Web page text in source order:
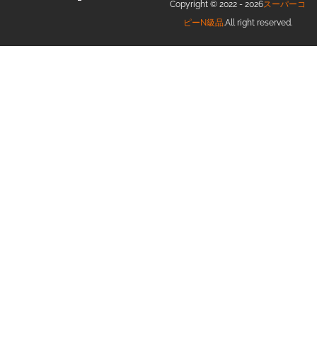
Copyright © 2022 - 2026スーパーコ
ピーN級品.All right reserved.